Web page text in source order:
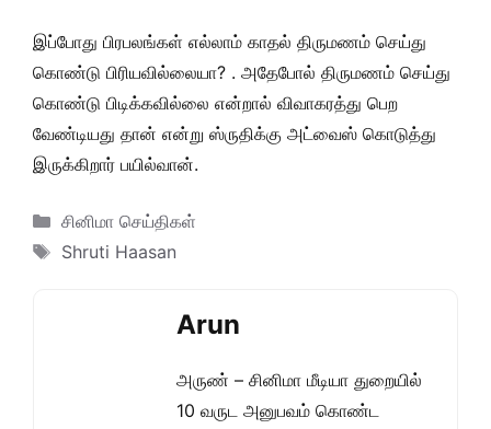
இப்போது பிரபலங்கள் எல்லாம் காதல் திருமணம் செய்து
கொண்டு பிரியவில்லையா? . அதேபோல் திருமணம் செய்து
கொண்டு பிடிக்கவில்லை என்றால் விவாகரத்து பெற
வேண்டியது தான் என்று ஸ்ருதிக்கு அட்வைஸ் கொடுத்து
இருக்கிறார் பயில்வான்.
Categories
சினிமா செய்திகள்
Tags
Shruti Haasan
Arun
அருண் – சினிமா மீடியா துறையில்
10 வருட அனுபவம் கொண்ட